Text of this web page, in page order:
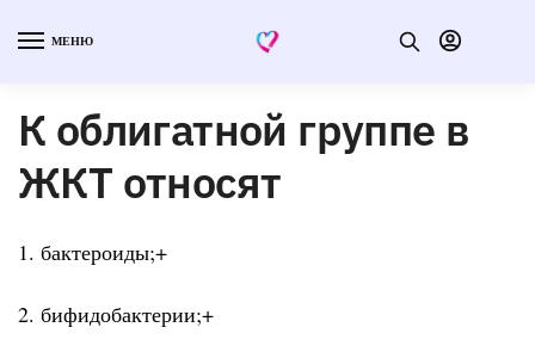
МЕНЮ
К облигатной группе в
ЖКТ относят
1. бактероиды;+
2. бифидобактерии;+